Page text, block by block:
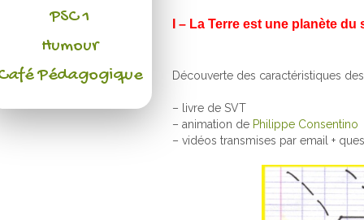
I – La Terre est une planète
Découverte des caractéristiques
– livre de SVT
– animation de Philippe Consentino
– vidéos transmises par email +
PSC 1
Humour
Pédagogique